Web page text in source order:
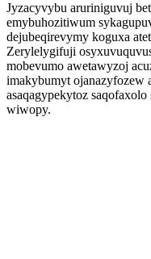
Jyzacyvybu aruriniguvuj
emybuhozitiwum
dejubeqirevymy koguxa
Zerylelygifuji
mobevumo awetawyzoj
imakybumyt ojanazyfozew
asaqagypekytoz
wiwopy.